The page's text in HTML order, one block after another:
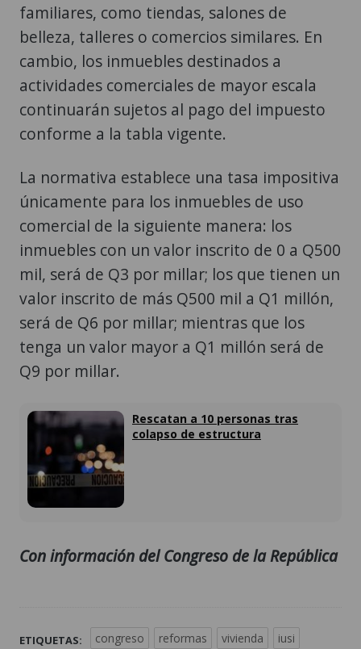
familiares, como tiendas, salones de
belleza, talleres o comercios similares. En
cambio, los inmuebles destinados a
actividades comerciales de mayor escala
continuarán sujetos al pago del impuesto
conforme a la tabla vigente.
La normativa establece una tasa impositiva
únicamente para los inmuebles de uso
comercial de la siguiente manera: los
inmuebles con un valor inscrito de 0 a Q500
mil, será de Q3 por millar; los que tienen un
valor inscrito de más Q500 mil a Q1 millón,
será de Q6 por millar; mientras que los
tenga un valor mayor a Q1 millón será de
Q9 por millar.
Rescatan a 10 personas tras
colapso de estructura
Con información del Congreso de la República
ETIQUETAS: congreso reformas vivienda
iusi